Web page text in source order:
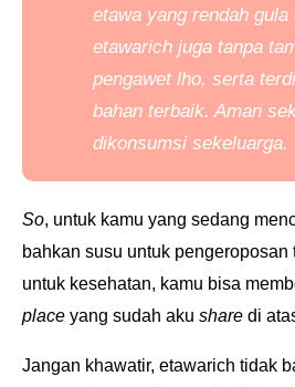
etawa yang rendah gula
etawarich juga tanpa
pengawet lho, serta
bahan terbaik. Aman
dikonsumsi sekeluarga.
So, untuk kamu yang sedang
bahkan susu untuk pengeroposan
untuk kesehatan, kamu bisa
place yang sudah aku share di
Jangan khawatir, etawarich tidak